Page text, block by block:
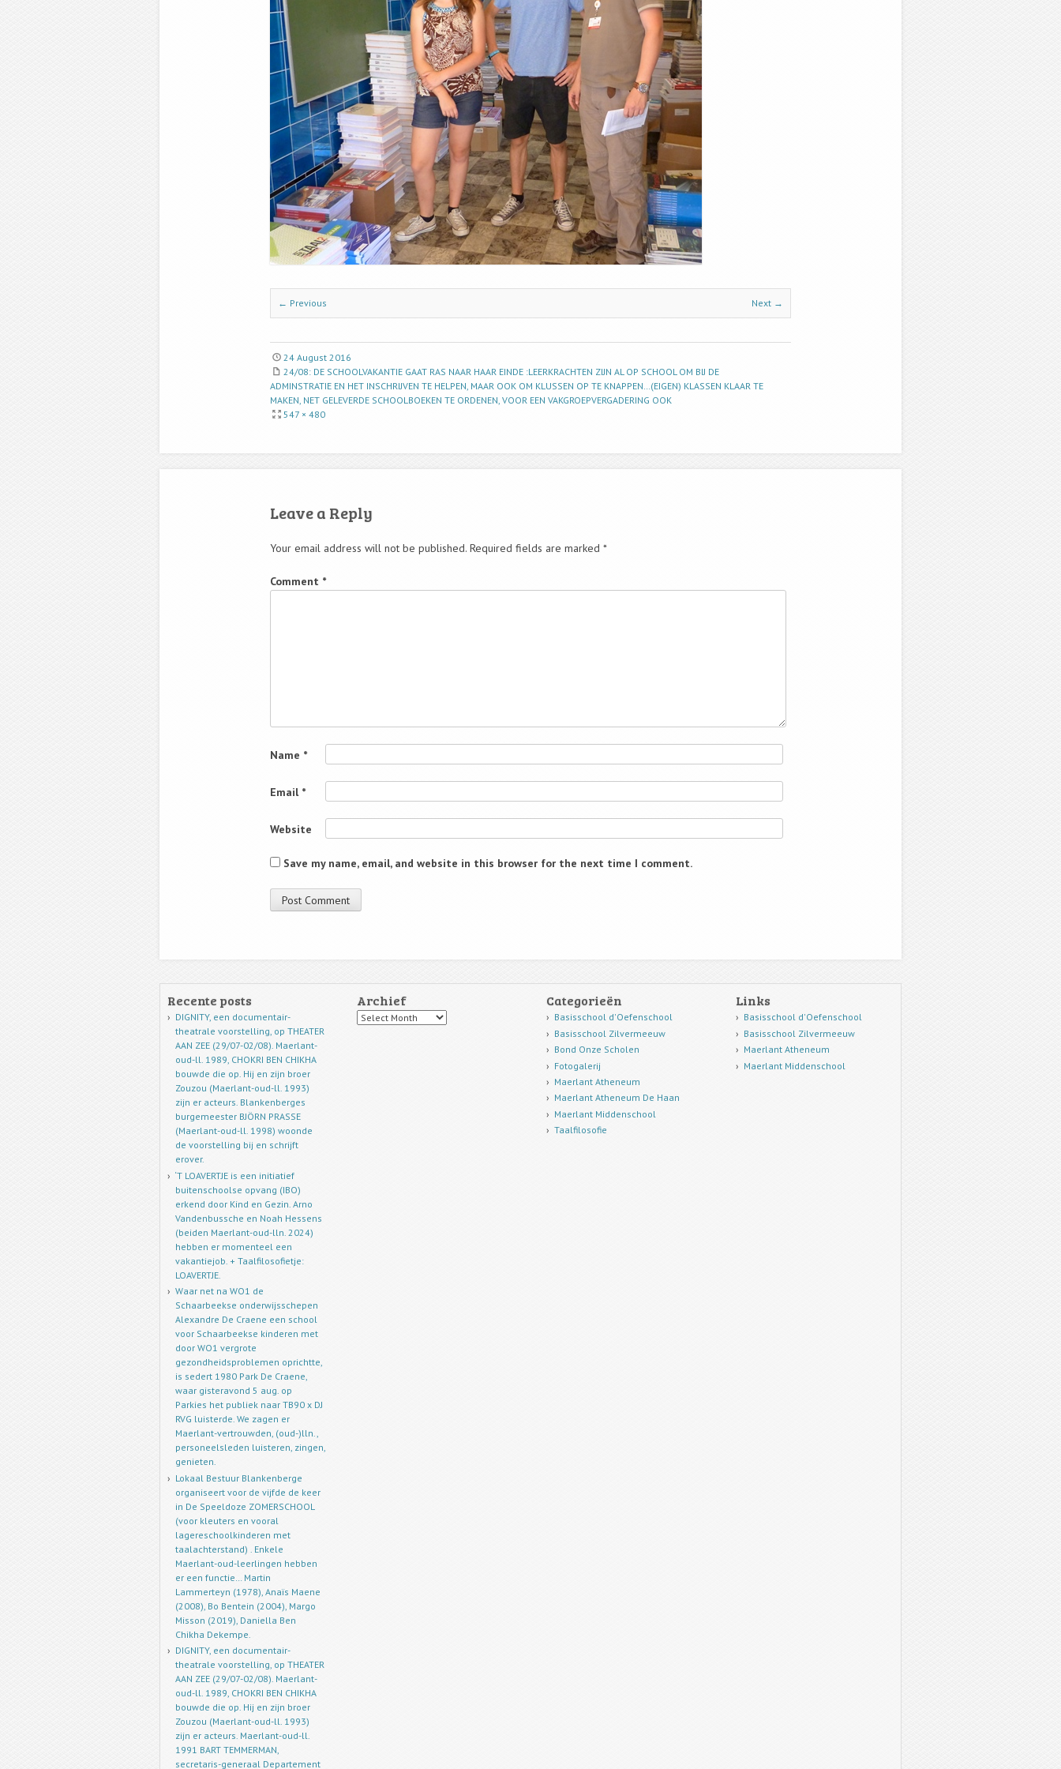
← Previous Next →
24 August 2016
24/08: DE SCHOOLVAKANTIE GAAT RAS NAAR HAAR EINDE :LEERKRACHTEN ZIJN AL OP SCHOOL OM BIJ DE
ADMINSTRATIE EN HET INSCHRIJVEN TE HELPEN, MAAR OOK OM KLUSSEN OP TE KNAPPEN…(EIGEN) KLASSEN KLAAR TE
MAKEN, NET GELEVERDE SCHOOLBOEKEN TE ORDENEN, VOOR EEN VAKGROEPVERGADERING OOK
547 × 480
Leave a Reply
Your email address will not be published. Required fields are marked *
Comment *
Name *
Email *
Website
Save my name, email, and website in this browser for the next time I comment.
Recente posts
DIGNITY, een documentair-
theatrale voorstelling, op THEATER
AAN ZEE (29/07-02/08). Maerlant-
oud-ll. 1989, CHOKRI BEN CHIKHA
bouwde die op. Hij en zijn broer
Zouzou (Maerlant-oud-ll. 1993)
zijn er acteurs. Blankenberges
burgemeester BJÖRN PRASSE
(Maerlant-oud-ll. 1998) woonde
de voorstelling bij en schrijft
erover.
‘T LOAVERTJE is een initiatief
buitenschoolse opvang (IBO)
erkend door Kind en Gezin. Arno
Vandenbussche en Noah Hessens
(beiden Maerlant-oud-lln. 2024)
hebben er momenteel een
vakantiejob. + Taalfilosofietje:
LOAVERTJE.
Waar net na WO1 de
Schaarbeekse onderwijsschepen
Alexandre De Craene een school
voor Schaarbeekse kinderen met
door WO1 vergrote
gezondheidsproblemen oprichtte,
is sedert 1980 Park De Craene,
waar gisteravond 5 aug. op
Parkies het publiek naar TB90 x DJ
RVG luisterde. We zagen er
Maerlant-vertrouwden, (oud-)lln.,
personeelsleden luisteren, zingen,
genieten.
Lokaal Bestuur Blankenberge
organiseert voor de vijfde de keer
in De Speeldoze ZOMERSCHOOL
(voor kleuters en vooral
lagereschoolkinderen met
taalachterstand) . Enkele
Maerlant-oud-leerlingen hebben
er een functie… Martin
Lammerteyn (1978), Anaïs Maene
(2008), Bo Bentein (2004), Margo
Misson (2019), Daniella Ben
Chikha Dekempe.
DIGNITY, een documentair-
theatrale voorstelling, op THEATER
AAN ZEE (29/07-02/08). Maerlant-
oud-ll. 1989, CHOKRI BEN CHIKHA
bouwde die op. Hij en zijn broer
Zouzou (Maerlant-oud-ll. 1993)
zijn er acteurs. Maerlant-oud-ll.
1991 BART TEMMERMAN,
secretaris-generaal Departement
Archief
Archief
Categorieën
Basisschool d'Oefenschool
Basisschool Zilvermeeuw
Bond Onze Scholen
Fotogalerij
Maerlant Atheneum
Maerlant Atheneum De Haan
Maerlant Middenschool
Taalfilosofie
Links
Basisschool d'Oefenschool
Basisschool Zilvermeeuw
Maerlant Atheneum
Maerlant Middenschool